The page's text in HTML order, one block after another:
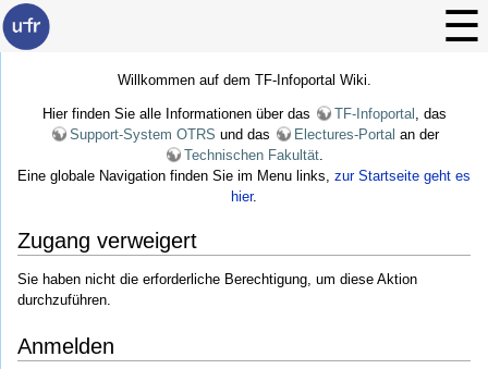
Willkommen auf dem TF-Infoportal Wiki.
Hier finden Sie alle Informationen über das TF-Infoportal , das
Support-System OTRS und das Electures-Portal an der
Technischen Fakultät
Eine globale Navigation finden Sie im Menu links, zur Startseite geht es
hier.
Zugang verweigert
Sie haben nicht die erforderliche Berechtigung, um diese Aktion
durchzuführen.
Anmelden